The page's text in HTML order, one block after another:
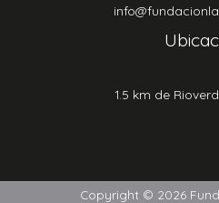
1.5 km de
Copyright © 2026